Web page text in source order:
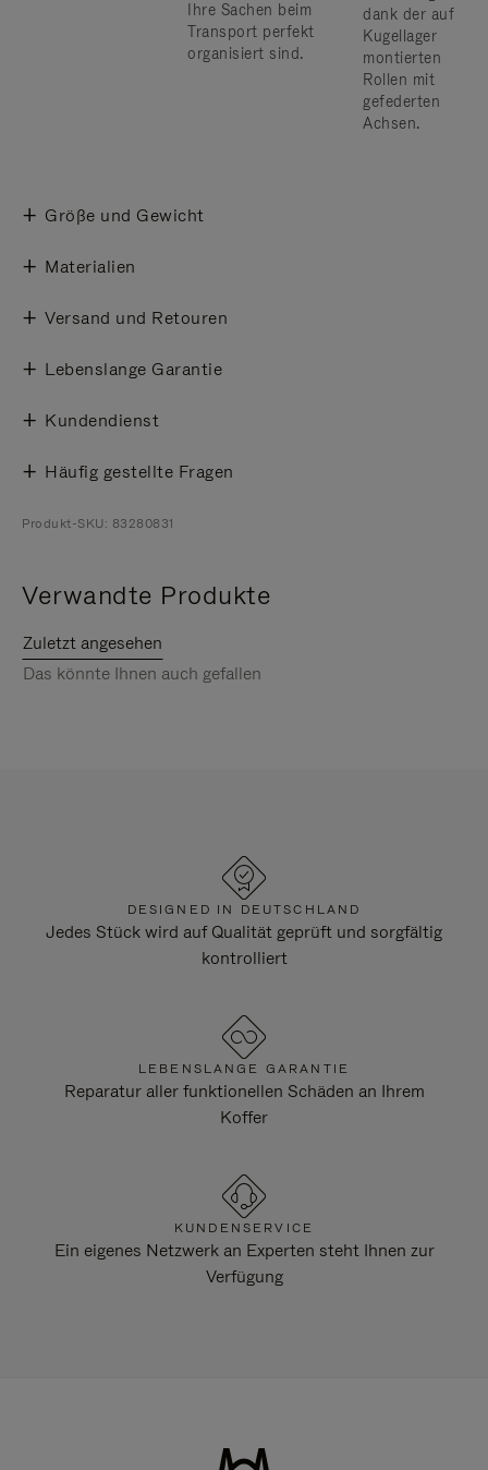
Ihre Sachen beim
Transport perfekt
organisiert sind.
dank der auf
Kugellager
montierten
Rollen mit
gefederten
Achsen.
Größe und Gewicht
Materialien
Versand und Retouren
Lebenslange Garantie
Kundendienst
Häufig gestellte Fragen
Produkt-SKU: 83280831
Verwandte Produkte
Zuletzt angesehen
Das könnte Ihnen auch gefallen
DESIGNED IN DEUTSCHLAND
Jedes Stück wird auf Qualität geprüft und sorgfältig
kontrolliert
LEBENSLANGE GARANTIE
Reparatur aller funktionellen Schäden an Ihrem
Koffer
KUNDENSERVICE
Ein eigenes Netzwerk an Experten steht Ihnen zur
Verfügung